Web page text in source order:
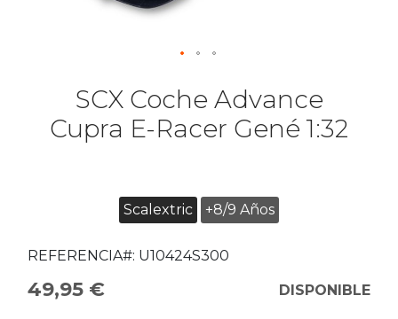
SCX Coche Advance
Cupra E-Racer Gené 1:32
Scalextric +8/9 Años
REFERENCIA#: U10424S300
49,95 € DISPONIBLE